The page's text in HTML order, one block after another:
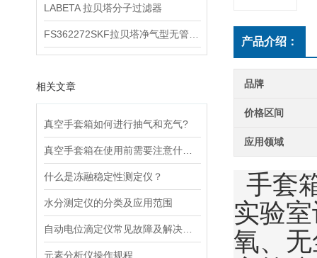
LABETA 拉贝塔分子过滤器
相关文章
真空手套箱如何进行抽气和充气?
什么是冻融稳定性测定仪？
水分测定仪的分类及应用范围
元素分析仪操作规程
产品介绍：
品牌
价格区间
应用领域
手套
实验
氧、